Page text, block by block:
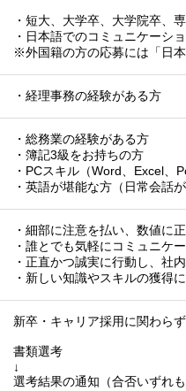
・短大、大学卒、大学院卒、
・日本語でのコミュニケーシ
※外国籍の方の応募には「日
・経理事務の経験がある方
・総務業の経験がある方
・簿記3級をお持ちの方
・PCスキル（Word、Excel、
・英語が堪能な方（日常会話
・細部に注意を払い、数値に
・誰とでも気軽にコミュニケ
・正直かつ誠実に行動し、社
・新しい知識やスキルの獲得
新卒・キャリア採用に関わら
書類選考
↓
選考結果の通知（合否いずれ